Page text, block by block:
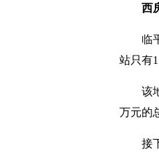
西
临
站只有
该
万元的
接